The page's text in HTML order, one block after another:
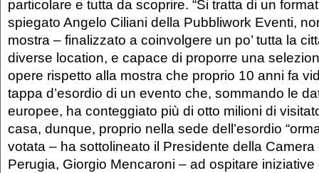
particolare e tutta da scoprire. “Si tratta di un
spiegato Angelo Ciliani della Pubbliwork Eventi,
mostra – finalizzato a coinvolgere un po’ tutta la
diverse location, e capace di proporre una
opere rispetto alla mostra che proprio 10 anni fa
tappa d’esordio di un evento che, sommando le
europee, ha conteggiato più di otto milioni di
casa, dunque, proprio nella sede dell’esordio
votata – ha sottolineato il Presidente della
Perugia, Giorgio Mencaroni – ad ospitare iniziative